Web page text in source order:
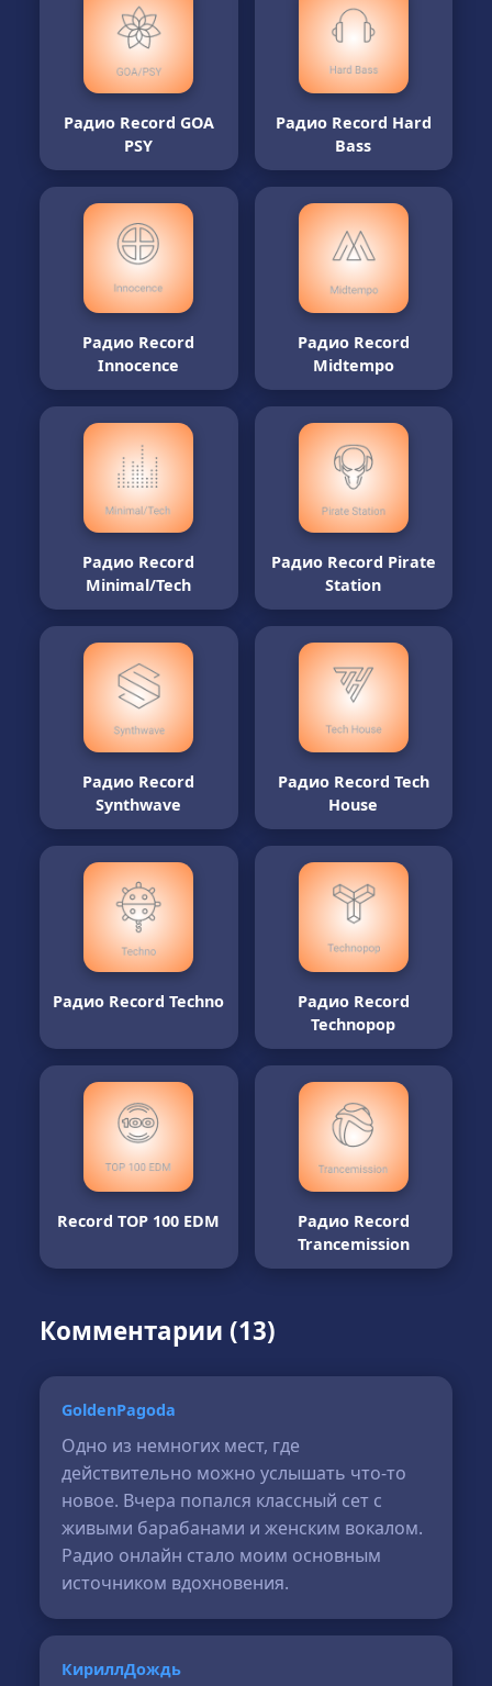
Радио Record GOA
PSY
Радио Record Hard
Bass
Радио Record
Innocence
Радио Record
Midtempo
Радио Record
Minimal/Tech
Радио Record Pirate
Station
Радио Record
Synthwave
Радио Record Tech
House
Радио Record Techno
Радио Record
Technopop
Record TOP 100 EDM
Радио Record
Trancemission
Комментарии (13)
GoldenPagoda
Одно из немногих мест, где
действительно можно услышать что-то
новое. Вчера попался классный сет с
живыми барабанами и женским вокалом.
Радио онлайн стало моим основным
источником вдохновения.
КириллДождь